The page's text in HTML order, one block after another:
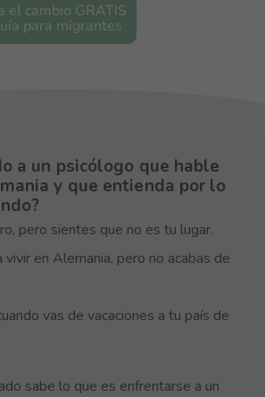
el cambio GRATIS
para migrantes
a un psicólogo que hable
y que entienda por lo
pero sientes que no es tu lugar.
en Alemania, pero no acabas de
vas de vacaciones a tu país de
sabe lo que es enfrentarse a un